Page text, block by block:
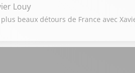
Louy
plus beaux détours de France avec